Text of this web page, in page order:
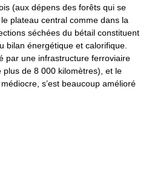
(aux dépens des forêts qui se
plateau central comme dans la
séchées du bétail constituent
bilan énergétique et calorifique.
par une infrastructure ferroviaire
plus de 8 000 kilomètres), et le
s’est beaucoup amélioré